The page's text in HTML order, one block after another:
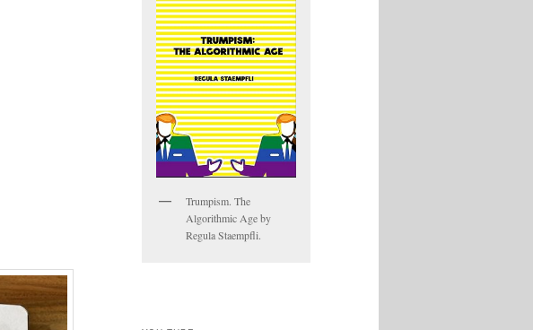
Trumpism. The
Algorithmic Age by
Regula Staempfli.